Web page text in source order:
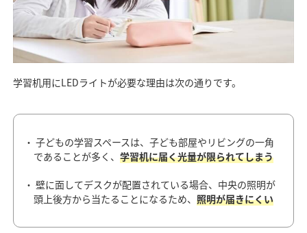
学習机用にLEDライトが必要な理由は次の通りです。
・ 子どもの学習スペースは、子ども部屋やリビングの一角
であることが多く、 学習机に届く光量が限られてしまう
・ 壁に面してデスクが配置されている場合、中央の照明が
頭上後方から当たることになるため、 照明が届きにくい